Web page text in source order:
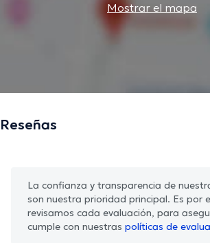
Mostrar el mapa
Reseñas
La confianza y transparencia de
son nuestra prioridad principal. Es por
revisamos cada evaluación, para
cumple con nuestras políticas de